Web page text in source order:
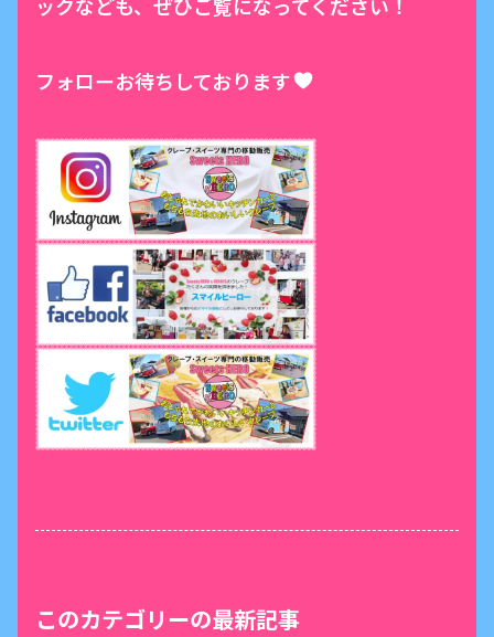
ックなども、ぜひご覧になってください！
フォローお待ちしております
このカテゴリーの最新記事